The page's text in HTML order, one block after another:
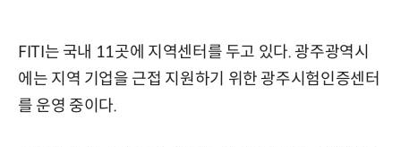
FITI는 국내 11곳에 지역센터를 두고 있다. 광주광역시
에는 지역 기업을 근접 지원하기 위한 광주시험인증센터
를 운영 중이다.